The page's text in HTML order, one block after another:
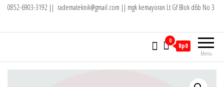
0852-6903-3192 || rademateknik@gmail.com || mgk kemayoran Lt Gf Blok d6b No 3
Menu
0
Rp0